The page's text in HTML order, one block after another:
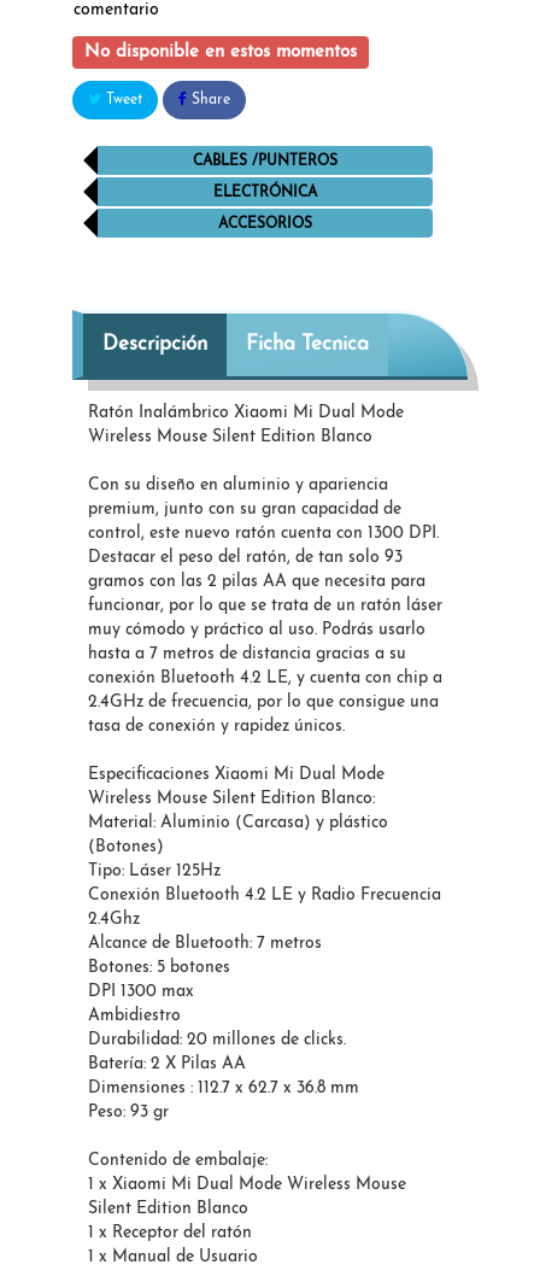
comentario
No disponible en estos momentos
Tweet Share
CABLES /PUNTEROS
ELECTRÓNICA
ACCESORIOS
Descripción Ficha Tecnica
Ratón Inalámbrico Xiaomi Mi Dual Mode
Wireless Mouse Silent Edition Blanco
Con su diseño en aluminio y apariencia
premium, junto con su gran capacidad de
control, este nuevo ratón cuenta con 1300 DPI.
Destacar el peso del ratón, de tan solo 93
gramos con las 2 pilas AA que necesita para
funcionar, por lo que se trata de un ratón láser
muy cómodo y práctico al uso. Podrás usarlo
hasta a 7 metros de distancia gracias a su
conexión Bluetooth 4.2 LE, y cuenta con chip a
2.4GHz de frecuencia, por lo que consigue una
tasa de conexión y rapidez únicos.
Especificaciones Xiaomi Mi Dual Mode
Wireless Mouse Silent Edition Blanco:
Material: Aluminio (Carcasa) y plástico
(Botones)
Tipo: Láser 125Hz
Conexión Bluetooth 4.2 LE y Radio Frecuencia
2.4Ghz
Alcance de Bluetooth: 7 metros
Botones: 5 botones
DPI 1300 max
Ambidiestro
Durabilidad: 20 millones de clicks.
Batería: 2 X Pilas AA
Dimensiones : 112.7 x 62.7 x 36.8 mm
Peso: 93 gr
Contenido de embalaje:
1 x Xiaomi Mi Dual Mode Wireless Mouse
Silent Edition Blanco
1 x Receptor del ratón
1 x Manual de Usuario